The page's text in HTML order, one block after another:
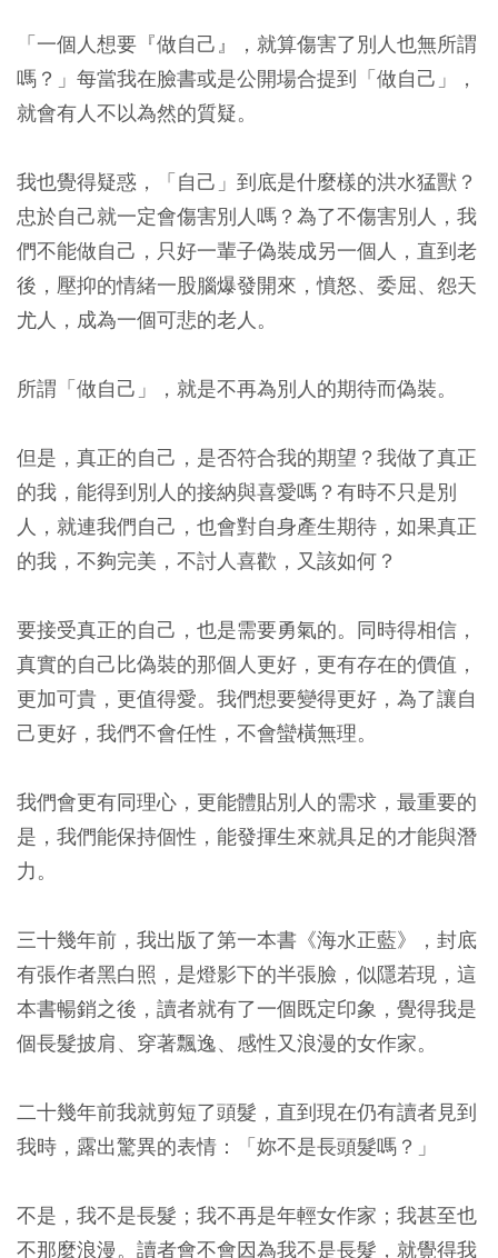
「一個人想要『做自己』，就算傷害了別人也無所謂
嗎？」每當我在臉書或是公開場合提到「做自己」，
就會有人不以為然的質疑。
我也覺得疑惑，「自己」到底是什麼樣的洪水猛獸？
忠於自己就一定會傷害別人嗎？為了不傷害別人，我
們不能做自己，只好一輩子偽裝成另一個人，直到老
後，壓抑的情緒一股腦爆發開來，憤怒、委屈、怨天
尤人，成為一個可悲的老人。
所謂「做自己」，就是不再為別人的期待而偽裝。
但是，真正的自己，是否符合我的期望？我做了真正
的我，能得到別人的接納與喜愛嗎？有時不只是別
人，就連我們自己，也會對自身產生期待，如果真正
的我，不夠完美，不討人喜歡，又該如何？
要接受真正的自己，也是需要勇氣的。同時得相信，
真實的自己比偽裝的那個人更好，更有存在的價值，
更加可貴，更值得愛。我們想要變得更好，為了讓自
己更好，我們不會任性，不會蠻橫無理。
我們會更有同理心，更能體貼別人的需求，最重要的
是，我們能保持個性，能發揮生來就具足的才能與潛
力。
三十幾年前，我出版了第一本書《海水正藍》，封底
有張作者黑白照，是燈影下的半張臉，似隱若現，這
本書暢銷之後，讀者就有了一個既定印象，覺得我是
個長髮披肩、穿著飄逸、感性又浪漫的女作家。
二十幾年前我就剪短了頭髮，直到現在仍有讀者見到
我時，露出驚異的表情：「妳不是長頭髮嗎？」
不是，我不是長髮；我不再是年輕女作家；我甚至也
不那麼浪漫。讀者會不會因為我不是長髮，就覺得我